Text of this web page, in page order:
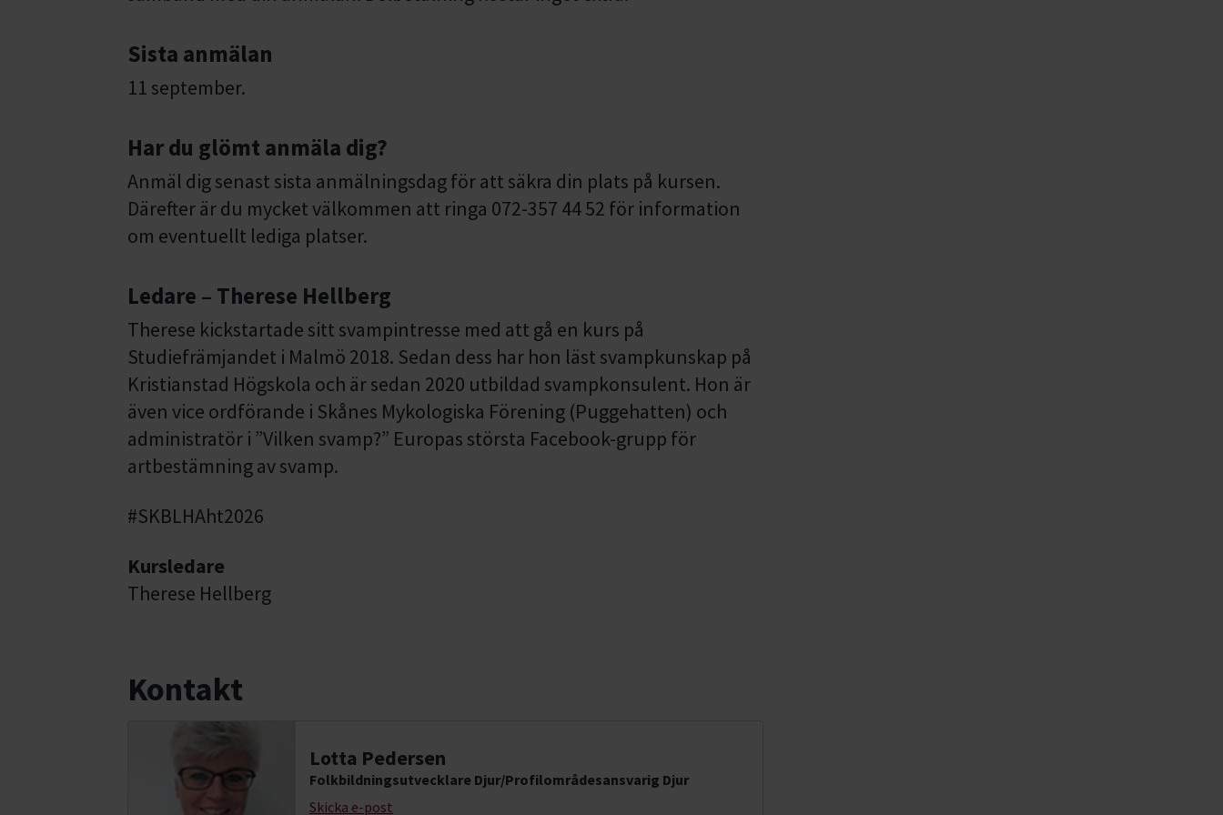
Sista anmälan
11 september.
Har du glömt anmäla dig?
Anmäl dig senast sista anmälningsdag för att säkra din plats på kursen.
Därefter är du mycket välkommen att ringa 072-357 44 52 för information
om eventuellt lediga platser.
Ledare – Therese Hellberg
Therese kickstartade sitt svampintresse med att gå en kurs på
Studiefrämjandet i Malmö 2018. Sedan dess har hon läst svampkunskap på
Kristianstad Högskola och är sedan 2020 utbildad svampkonsulent. Hon är
även vice ordförande i Skånes Mykologiska Förening (Puggehatten) och
administratör i ”Vilken svamp?” Europas största Facebook-grupp för
artbestämning av svamp.
#SKBLHAht2026
Kursledare
Therese Hellberg
Kontakt
Lotta Pedersen
Folkbildningsutvecklare Djur/Profilområdesansvarig Djur
Skicka e-post